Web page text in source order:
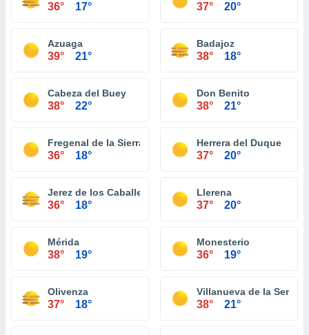
36° 17° 37° 20°
Azuaga
39° 21°
Badajoz
38° 18°
Cabeza del Buey
38° 22°
Don Benito
38° 21°
Fregenal de la Sierra
36° 18°
Herrera del Duque
37° 20°
Jerez de los Caballeros
36° 18°
Llerena
37° 20°
Mérida
38° 19°
Monesterio
36° 19°
Olivenza
37° 18°
Villanueva de la Serena
38° 21°